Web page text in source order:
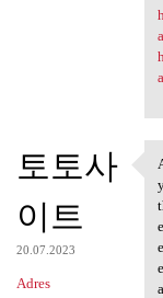
토토사
이트
20.07.2023
Adres